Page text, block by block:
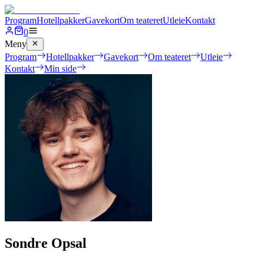
ProgramHotellpakkerGavekortOm teateretUtleieKontakt
0
Meny
Program
Hotellpakker Gavekort Om teateret
Utleie
Kontakt
Min side
Sondre Opsal